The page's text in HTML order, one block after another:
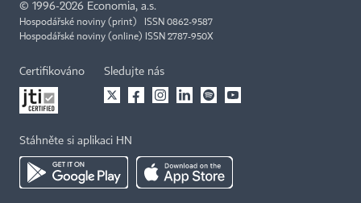
© 1996-2026 Economia, a.s.
Hospodářské noviny (print) ISSN 0862-9587
Hospodářské noviny (online) ISSN 2787-950X
Certifikováno Sledujte nás
Stáhněte si aplikaci HN